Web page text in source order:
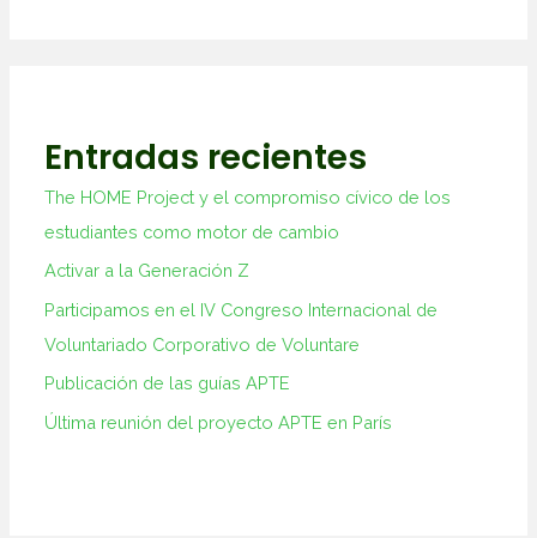
Entradas recientes
The HOME Project y el compromiso cívico de los
estudiantes como motor de cambio
Activar a la Generación Z
Participamos en el IV Congreso Internacional de
Voluntariado Corporativo de Voluntare
Publicación de las guías APTE
Última reunión del proyecto APTE en París